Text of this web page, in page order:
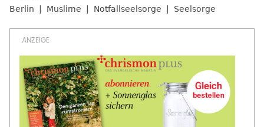
Berlin Muslime Notfallseelsorge Seelsorge